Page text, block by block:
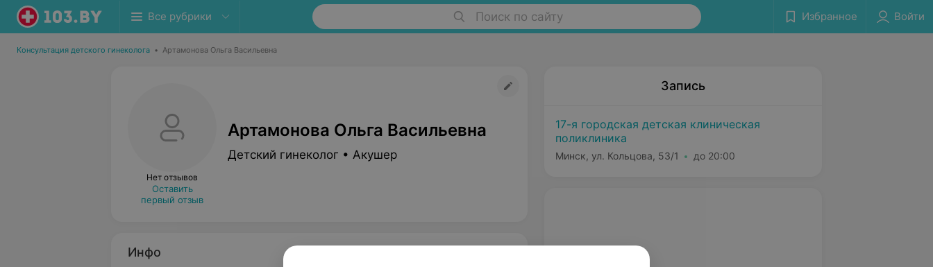
Все рубрики Поиск по сайту Избранное Войти
Консультация детского гинеколога • Артамонова Ольга Васильевна
Нет отзывов
Оставить
первый отзыв
Артамонова Ольга Васильевна
Детский гинеколог • Акушер
Инфо
Запись
17-я городская детская клиническая
поликлиника
Минск, ул. Кольцова, 53/1 до 20:00